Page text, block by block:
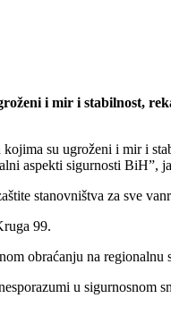
i mir i stabilnost,
su ugroženi i mir i
aspekti sigurnosti BiH”,
stanovništva za sve
99.
obraćanju na
u